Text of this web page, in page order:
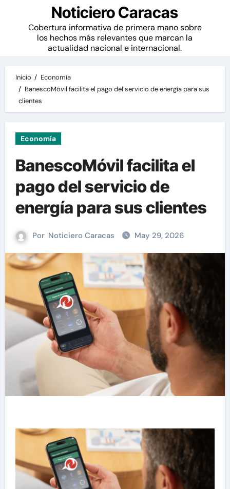
Noticiero Caracas
Cobertura informativa de primera mano sobre
los hechos más relevantes que marcan la
actualidad nacional e internacional.
Inicio
Economía
BanescoMóvil facilita el pago del servicio de energía para sus
clientes
Economía
BanescoMóvil facilita el
pago del servicio de
energía para sus clientes
Por Noticiero Caracas May 29, 2026